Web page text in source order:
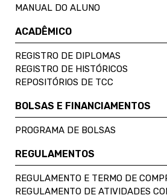
MANUAL DO ALUNO
ACADÊMICO
REGISTRO DE DIPLOMAS
REGISTRO DE HISTÓRICOS
REPOSITÓRIOS DE TCC
BOLSAS E FINANCIAMENTOS
PROGRAMA DE BOLSAS
REGULAMENTOS
REGULAMENTO E TERMO DE
REGULAMENTO DE ATIVIDADES